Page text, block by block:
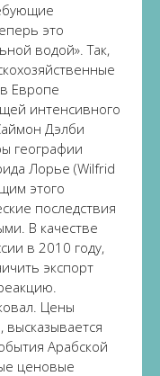
это
водой». Так,
Европе
интенсивного
Дэлби
географии
Лорье (Wilfrid
этого
последствия
В качестве
в 2010 году,
экспорт
Цены
Арабской
ценовые